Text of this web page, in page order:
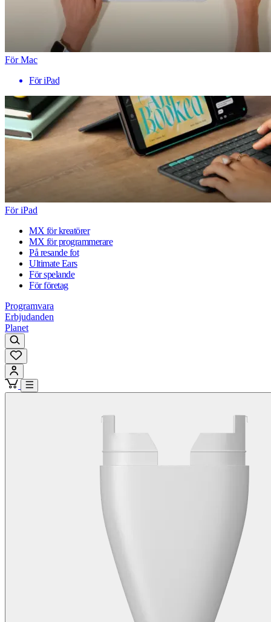
För Mac
För iPad
För iPad
MX för kreatörer
MX för programmerare
På resande fot
Ultimate Ears
För spelande
För företag
Programvara
Erbjudanden
Planet